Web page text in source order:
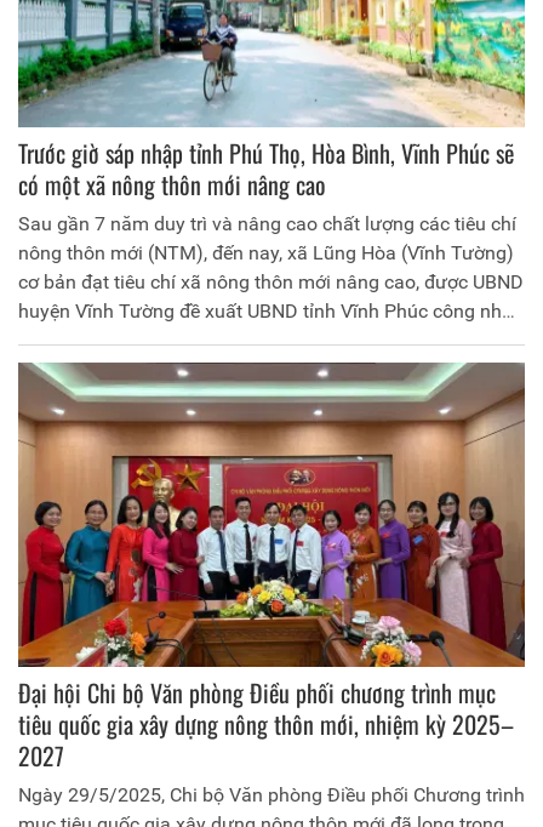
Trước giờ sáp nhập tỉnh Phú Thọ, Hòa Bình, Vĩnh Phúc sẽ
có một xã nông thôn mới nâng cao
Sau gần 7 năm duy trì và nâng cao chất lượng các tiêu chí
nông thôn mới (NTM), đến nay, xã Lũng Hòa (Vĩnh Tường)
cơ bản đạt tiêu chí xã nông thôn mới nâng cao, được UBND
huyện Vĩnh Tường đề xuất UBND tỉnh Vĩnh Phúc công nhận
xã đạt chuẩn NTM nâng cao năm 2024.
Đại hội Chi bộ Văn phòng Điều phối chương trình mục
tiêu quốc gia xây dựng nông thôn mới, nhiệm kỳ 2025–
2027
Ngày 29/5/2025, Chi bộ Văn phòng Điều phối Chương trình